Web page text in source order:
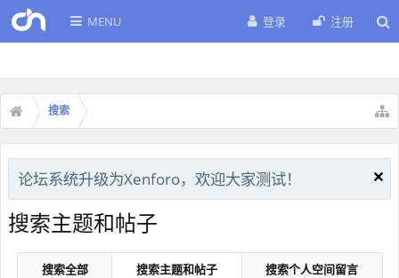
MENU 登录 注册
搜索
论坛系统升级为Xenforo，欢迎大家测试！
搜索主题和帖子
搜索全部 搜索主题和帖子 搜索个人空间留言